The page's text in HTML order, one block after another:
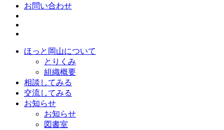
お問い合わせ
ほっと岡山について
とりくみ
組織概要
相談してみる
交流してみる
お知らせ
お知らせ
図書室